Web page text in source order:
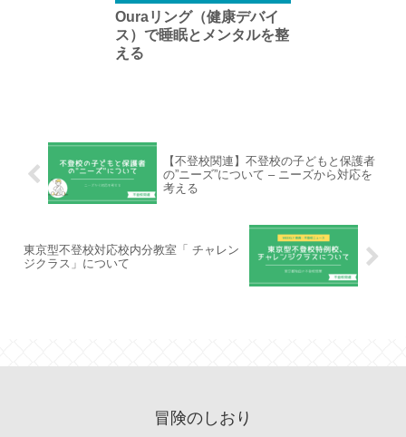
Ouraリング（健康デバイ
ス）で睡眠とメンタルを整
える
【不登校関連】不登校の子どもと保護者
の”ニーズ”について – ニーズから対応を
考える
東京型不登校対応校内分教室「 チャレン
ジクラス」について
冒険のしおり